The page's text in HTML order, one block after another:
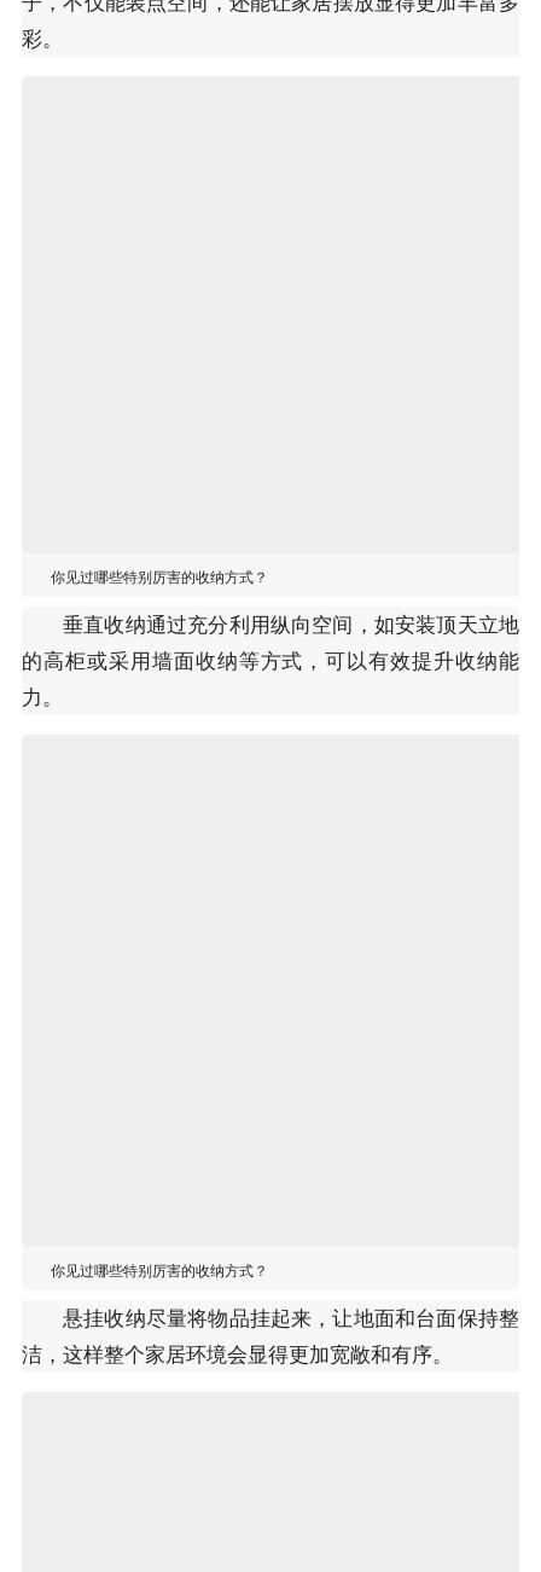
彩。
你见过哪些特别厉害的收纳方式？
垂直收纳通过充分利用纵向空间，如安装顶天立地
的高柜或采用墙面收纳等方式，可以有效提升收纳能
力。
你见过哪些特别厉害的收纳方式？
悬挂收纳尽量将物品挂起来，让地面和台面保持整
洁，这样整个家居环境会显得更加宽敞和有序。